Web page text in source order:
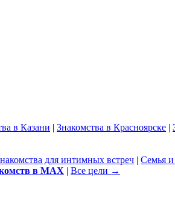
в Казани | Знакомства в Красноярске |
для интимных встреч | Семья и
в MAX | Все цели →